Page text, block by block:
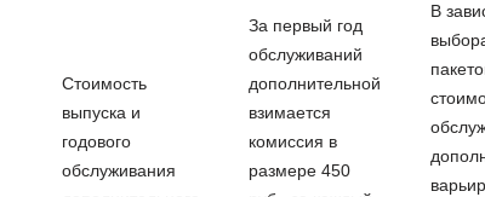
Стоимость
выпуска и
годового
обслуживания
За первый год
обслуживаний
дополнительной
взимается
комиссия в
размере 450
В